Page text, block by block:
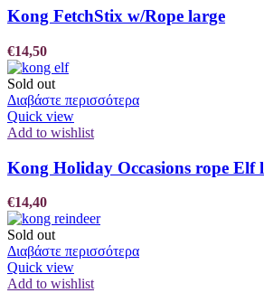
Kong FetchStix w/Rope large
€14,50
Sold out
Διαβάστε περισσότερα
Quick view
Add to wishlist
Kong Holiday Occasions rope Elf
€14,40
Sold out
Διαβάστε περισσότερα
Quick view
Add to wishlist